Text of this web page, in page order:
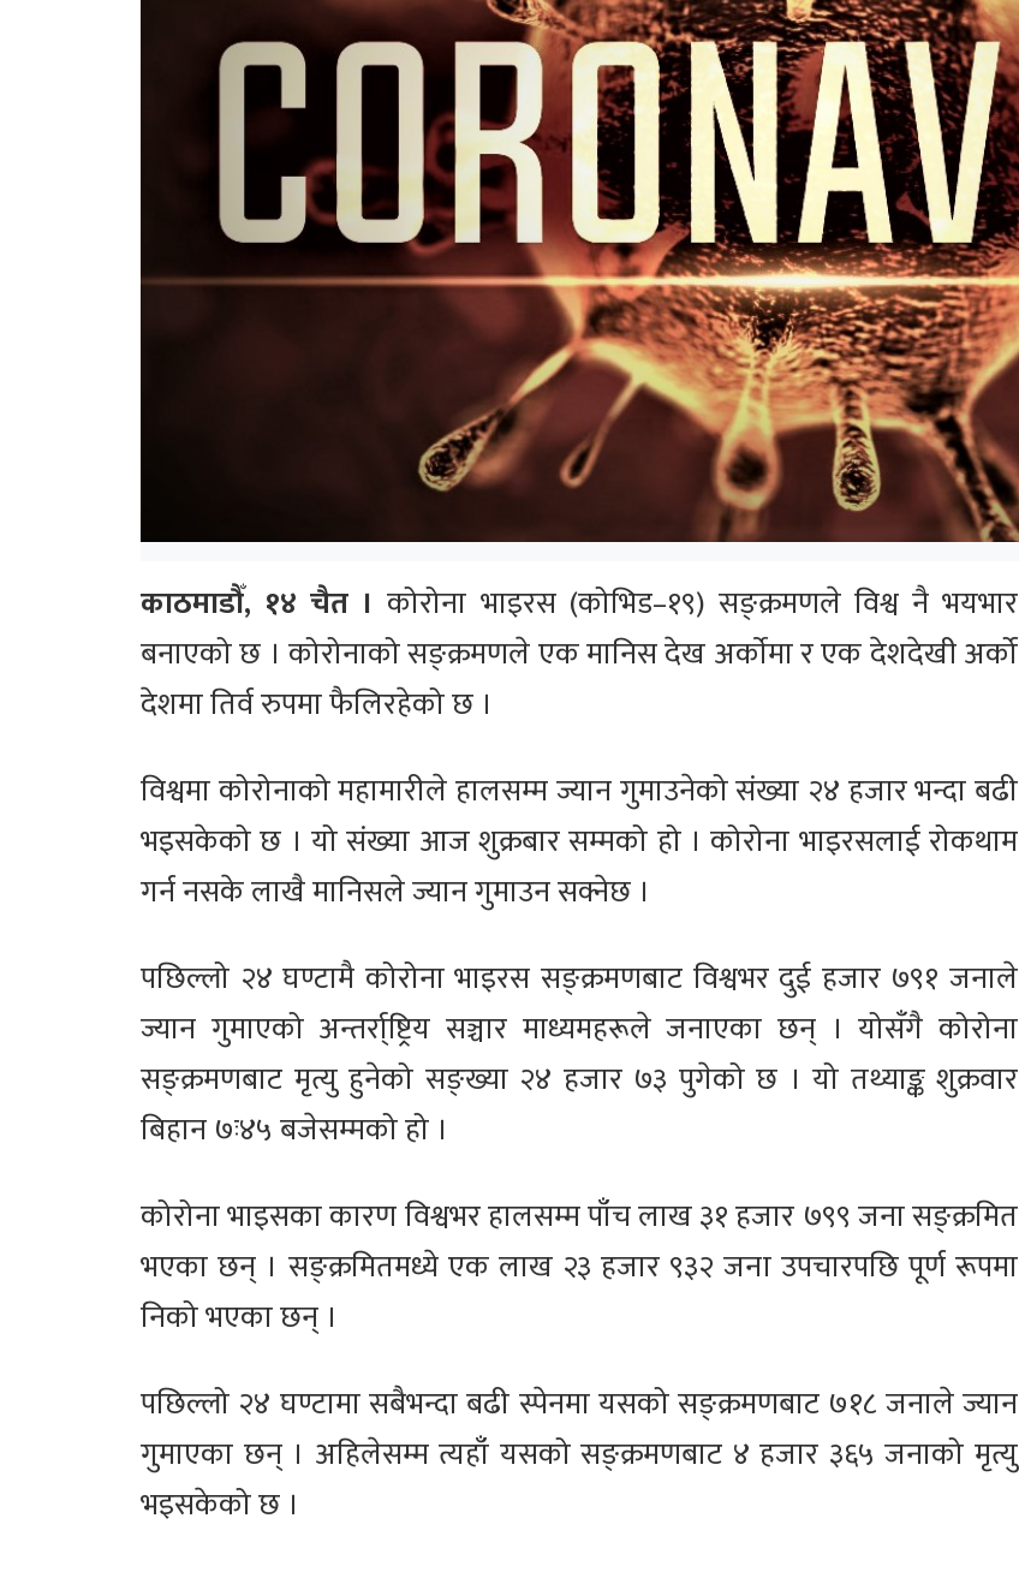
काठमाडौँ, १४ चैत । कोरोना भाइरस (कोभिड–१९) सङ्क्रमणले विश्व नै भयभार
बनाएको छ । कोरोनाको सङ्क्रमणले एक मानिस देख अर्काेमा र एक देशदेखी अर्को
देशमा तिर्व रुपमा फैलिरहेको छ ।
विश्वमा कोरोनाको महामारीले हालसम्म ज्यान गुमाउनेको संख्या २४ हजार भन्दा बढी
भइसकेको छ । यो संख्या आज शुक्रबार सम्मको हो । कोरोना भाइरसलाई रोकथाम
गर्न नसके लाखै मानिसले ज्यान गुमाउन सक्नेछ ।
पछिल्लो २४ घण्टामै कोरोना भाइरस सङ्क्रमणबाट विश्वभर दुई हजार ७९१ जनाले
ज्यान गुमाएको अन्तर्रा्ष्ट्रिय सञ्चार माध्यमहरूले जनाएका छन् । योसँगै कोरोना
सङ्क्रमणबाट मृत्यु हुनेको सङ्ख्या २४ हजार ७३ पुगेको छ । यो तथ्याङ्क शुक्रवार
बिहान ७ः४५ बजेसम्मको हो ।
कोरोना भाइसका कारण विश्वभर हालसम्म पाँच लाख ३१ हजार ७९९ जना सङ्क्रमित
भएका छन् । सङ्क्रमितमध्ये एक लाख २३ हजार ९३२ जना उपचारपछि पूर्ण रूपमा
निको भएका छन् ।
पछिल्लो २४ घण्टामा सबैभन्दा बढी स्पेनमा यसको सङ्क्रमणबाट ७१८ जनाले ज्यान
गुमाएका छन् । अहिलेसम्म त्यहाँ यसको सङ्क्रमणबाट ४ हजार ३६५ जनाको मृत्यु
भइसकेको छ ।